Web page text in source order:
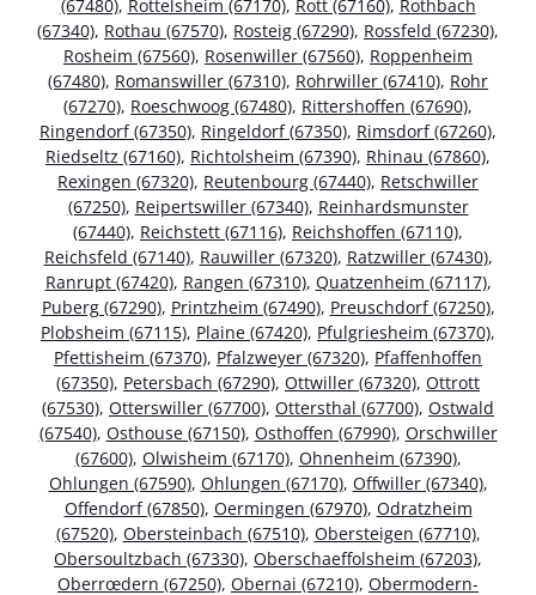
(67480), Rottelsheim (67170), Rott (67160), Rothbach
(67340), Rothau (67570), Rosteig (67290), Rossfeld (67230),
Rosheim (67560), Rosenwiller (67560), Roppenheim
(67480), Romanswiller (67310), Rohrwiller (67410), Rohr
(67270), Roeschwoog (67480), Rittershoffen (67690),
Ringendorf (67350), Ringeldorf (67350), Rimsdorf (67260),
Riedseltz (67160), Richtolsheim (67390), Rhinau (67860),
Rexingen (67320), Reutenbourg (67440), Retschwiller
(67250), Reipertswiller (67340), Reinhardsmunster
(67440), Reichstett (67116), Reichshoffen (67110),
Reichsfeld (67140), Rauwiller (67320), Ratzwiller (67430),
Ranrupt (67420), Rangen (67310), Quatzenheim (67117),
Puberg (67290), Printzheim (67490), Preuschdorf (67250),
Plobsheim (67115), Plaine (67420), Pfulgriesheim (67370),
Pfettisheim (67370), Pfalzweyer (67320), Pfaffenhoffen
(67350), Petersbach (67290), Ottwiller (67320), Ottrott
(67530), Otterswiller (67700), Ottersthal (67700), Ostwald
(67540), Osthouse (67150), Osthoffen (67990), Orschwiller
(67600), Olwisheim (67170), Ohnenheim (67390),
Ohlungen (67590), Ohlungen (67170), Offwiller (67340),
Offendorf (67850), Oermingen (67970), Odratzheim
(67520), Obersteinbach (67510), Obersteigen (67710),
Obersoultzbach (67330), Oberschaeffolsheim (67203),
Oberrœdern (67250), Obernai (67210), Obermodern-